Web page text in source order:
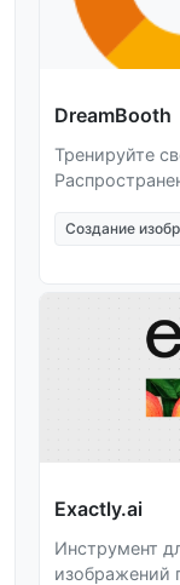
DreamBooth
Тренируйте
Создание
Exactly.ai
Инструмент
изображений